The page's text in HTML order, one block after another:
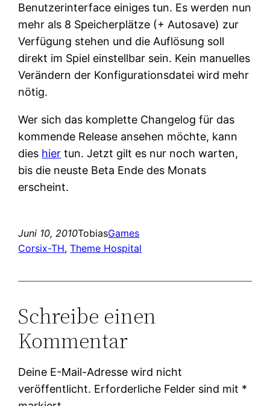
Benutzerinterface einiges tun. Es werden nun
mehr als 8 Speicherplätze (+ Autosave) zur
Verfügung stehen und die Auflösung soll
direkt im Spiel einstellbar sein. Kein manuelles
Verändern der Konfigurationsdatei wird mehr
nötig.
Wer sich das komplette Changelog für das
kommende Release ansehen möchte, kann
dies hier tun. Jetzt gilt es nur noch warten,
bis die neuste Beta Ende des Monats
erscheint.
Juni 10, 2010TobiasGames
Corsix-TH, Theme Hospital
Schreibe einen
Kommentar
Deine E-Mail-Adresse wird nicht
veröffentlicht. Erforderliche Felder sind mit *